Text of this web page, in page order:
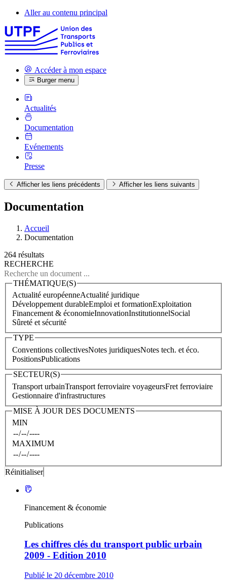
Aller au contenu principal
Accéder à mon espace
Burger menu
Actualités
Documentation
Evénements
Presse
Afficher les liens précédents Afficher les liens suivants
Documentation
Accueil
Documentation
264 résultats
RECHERCHE
THÉMATIQUE(S)
Actualité européenneActualité juridique
Développement durableEmploi et formationExploitation
Financement & économieInnovationInstitutionnelSocial
Sûreté et sécurité
TYPE
Conventions collectivesNotes juridiquesNotes tech. et éco.
PositionsPublications
SECTEUR(S)
Transport urbainTransport ferroviaire voyageursFret ferroviaire
Gestionnaire d'infrastructures
MISE À JOUR DES DOCUMENTS
MIN
MAXIMUM
Financement & économie
Publications
Les chiffres clés du transport public urbain
2009 - Edition 2010
Publié le 20 décembre 2010